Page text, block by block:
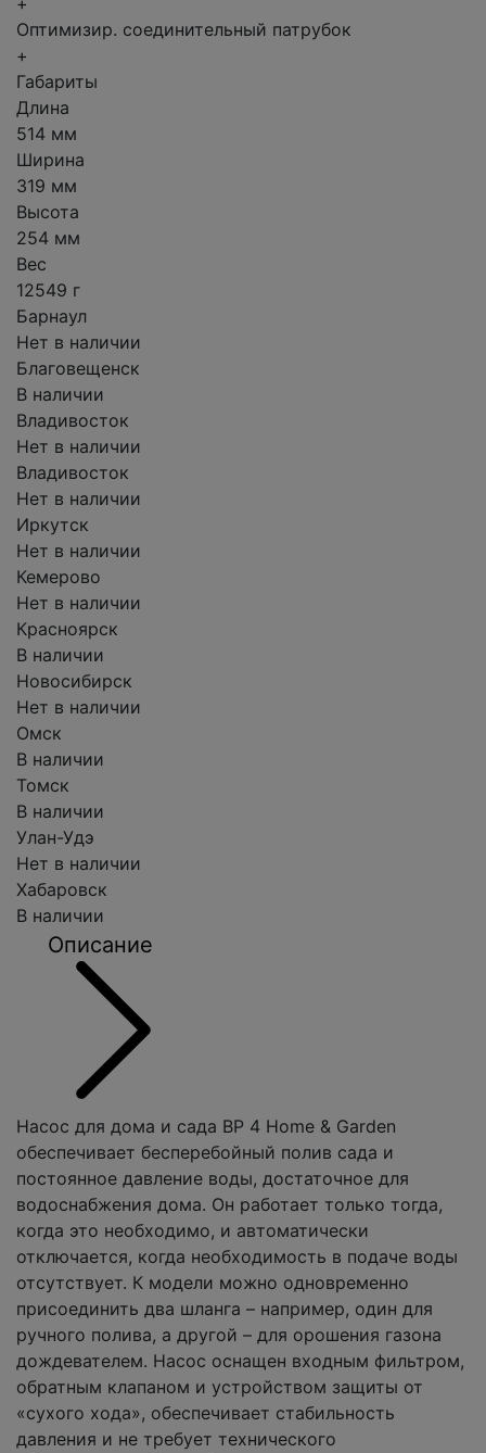
Оптимизир. соединительный патрубок
+
Габариты
Длина
514 мм
Ширина
319 мм
Высота
254 мм
Вес
12549 г
Барнаул
Нет в наличии
Благовещенск
В наличии
Владивосток
Нет в наличии
Владивосток
Нет в наличии
Иркутск
Нет в наличии
Кемерово
Нет в наличии
Красноярск
В наличии
Новосибирск
Нет в наличии
Омск
В наличии
Томск
В наличии
Улан-Удэ
Нет в наличии
Хабаровск
В наличии
Описание
Насос для дома и сада BP 4 Home & Garden
обеспечивает бесперебойный полив сада и
постоянное давление воды, достаточное для
водоснабжения дома. Он работает только тогда,
когда это необходимо, и автоматически
отключается, когда необходимость в подаче воды
отсутствует. К модели можно одновременно
присоединить два шланга – например, один для
ручного полива, а другой – для орошения газона
дождевателем. Насос оснащен входным фильтром,
обратным клапаном и устройством защиты от
«сухого хода», обеспечивает стабильность
давления и не требует технического